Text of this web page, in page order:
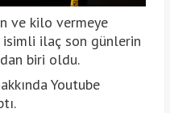
ve kilo vermeye
isimli ilaç son günlerin
biri oldu.
Youtube